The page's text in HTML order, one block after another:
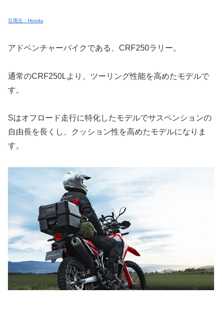
引用元：Honda
アドベンチャーバイクである、CRF250ラリー。
通常のCRF250Lより、ツーリング性能を高めたモデルで
す。
Sはオフロード走行に特化したモデルでサスペンションの
自由長を長くし、クッション性を高めたモデルになりま
す。